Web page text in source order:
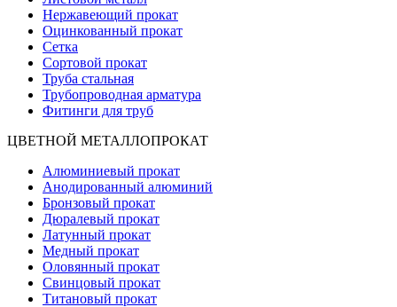
Нержавеющий прокат
Оцинкованный прокат
Сетка
Сортовой прокат
Труба стальная
Трубопроводная арматура
Фитинги для труб
ЦВЕТНОЙ МЕТАЛЛОПРОКАТ
Алюминиевый прокат
Анодированный алюминий
Бронзовый прокат
Дюралевый прокат
Латунный прокат
Медный прокат
Оловянный прокат
Свинцовый прокат
Титановый прокат